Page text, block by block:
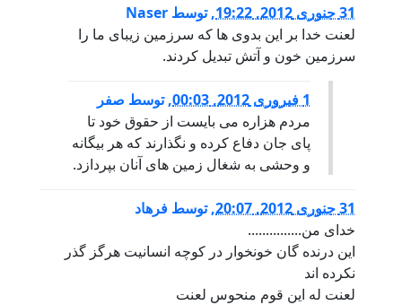
31 جنوری 2012, 19:22 ,توسط Naser
لعنت خدا بر این بدوی ها که سرزمین زیبای ما را
سرزمین خون و آتش تبدیل کردند.
1 فبروری 2012, 00:03 ,توسط صفر
مردم هزاره می بایست از حقوق خود تا
پای جان دفاع کرده و نگذارند که هر بیگانه
و وحشی به شغال زمین های آنان بپردازد.
31 جنوری 2012, 20:07 ,توسط فرهاد
خدای من...............
این درنده گان خونخوار در کوچه انسانیت هرگز گذر
نکرده اند
لعنت له این قوم منحوس لعنت